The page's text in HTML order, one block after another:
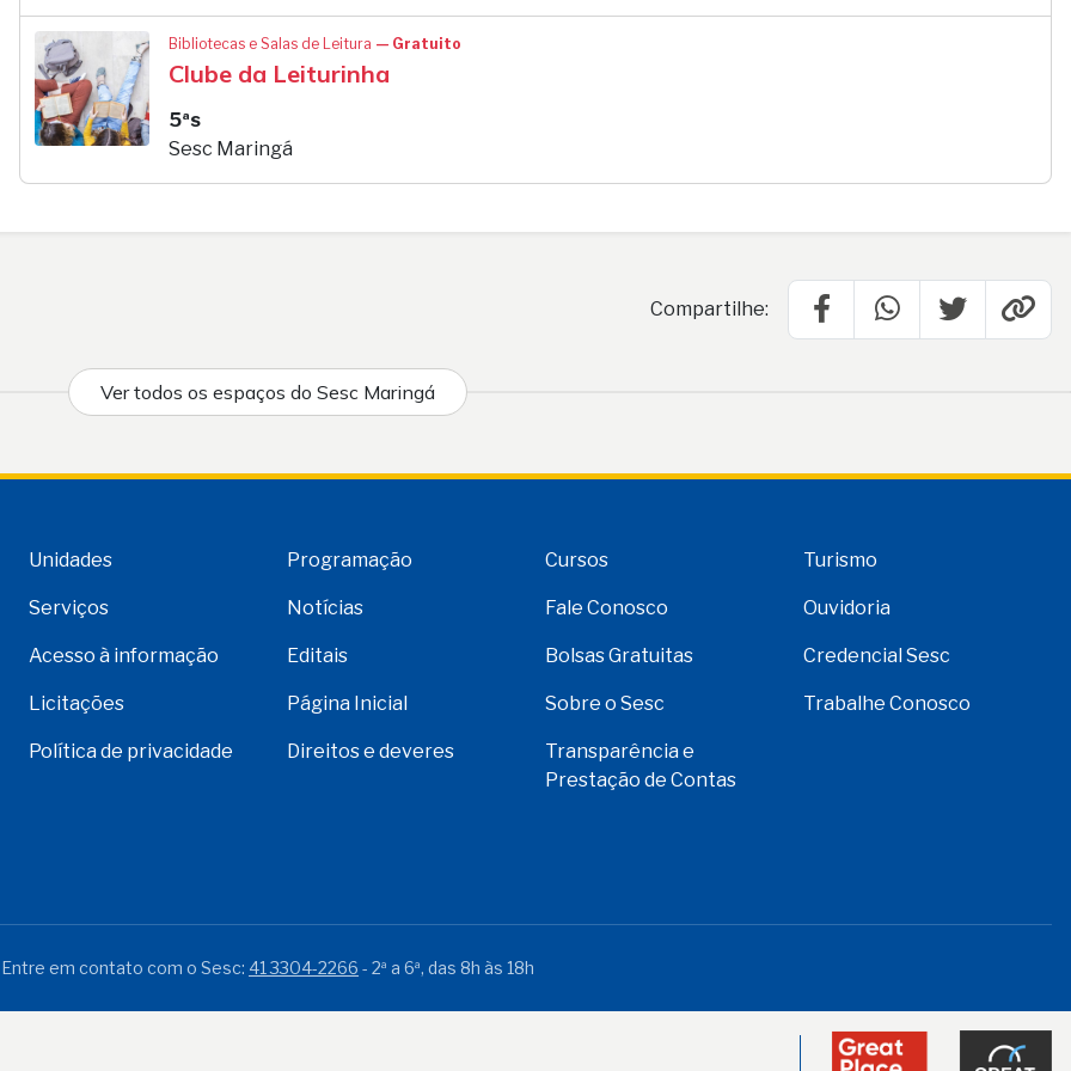
Bibliotecas e Salas de Leitura — Gratuito
Clube da Leiturinha
5ªs
Sesc Maringá
Compartilhe:
Ver todos os espaços do Sesc Maringá
Unidades Programação Cursos Turismo
Serviços Notícias Fale Conosco Ouvidoria
Acesso à informação Editais Bolsas Gratuitas Credencial Sesc
Licitações Página Inicial Sobre o Sesc Trabalhe Conosco
Política de privacidade Direitos e deveres
Transparência e
Prestação de Contas
Entre em contato com o Sesc: 41 3304-2266 - 2ª a 6ª, das 8h às 18h